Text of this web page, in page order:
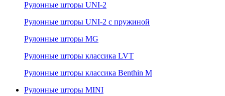
Рулонные шторы UNI-2
Рулонные шторы UNI-2 с пружиной
Рулонные шторы MG
Рулонные шторы классика LVT
Рулонные шторы классика Benthin M
Рулонные шторы MINI